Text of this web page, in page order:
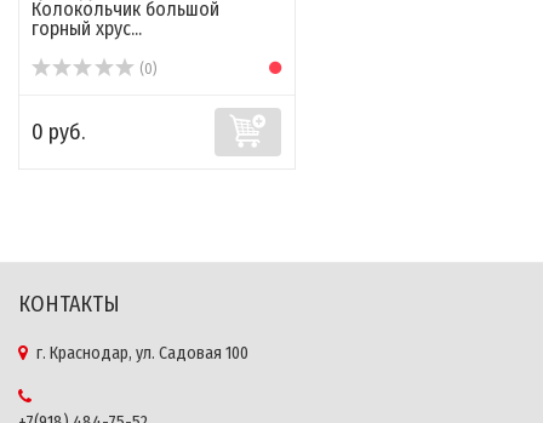
Колокольчик большой
горный хрус...
(0)
0 руб.
КОНТАКТЫ
г. Краснодар, ул. Садовая 100